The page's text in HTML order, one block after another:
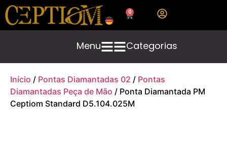
0
Menu Categorias
Início / Pontas Diamantadas 02 / Pontas
Diamantadas Peça de Mão / Ponta Diamantada PM
Ceptiom Standard D5.104.025M